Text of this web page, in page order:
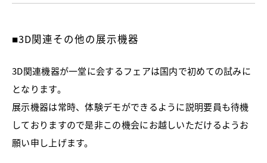
■3D関連その他の展示機器
3D関連機器が一堂に会するフェアは国内で初めての試みに
となります。
展示機器は常時、体験デモができるように説明要員も待機
しておりますので是非この機会にお越しいただけるようお
願い申し上げます。